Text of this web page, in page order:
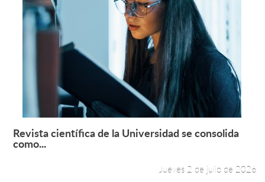
Leer más +
Revista científica de la Universidad se consolida
como...
Jueves 2 de julio de 2026